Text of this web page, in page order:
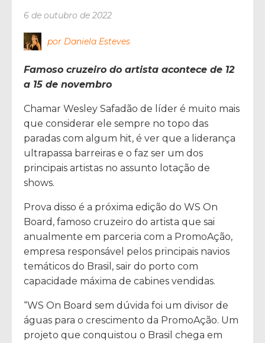
6 de outubro de 2022
por Daniela Esteves
Famoso cruzeiro do artista acontece de 12
a 15 de novembro
Chamar Wesley Safadão de líder é muito mais
que considerar ele sempre no topo das
paradas com algum hit, é ver que a liderança
ultrapassa barreiras e o faz ser um dos
principais artistas no assunto lotação de
shows.
Prova disso é a próxima edição do WS On
Board, famoso cruzeiro do artista que sai
anualmente em parceria com a PromoAção,
empresa responsável pelos principais navios
temáticos do Brasil, sair do porto com
capacidade máxima de cabines vendidas.
“WS On Board sem dúvida foi um divisor de
águas para o crescimento da PromoAção. Um
projeto que conquistou o Brasil chega em